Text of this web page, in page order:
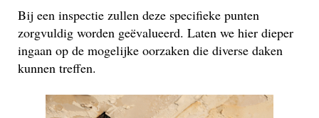
Bij een inspectie zullen deze specifieke punten
zorgvuldig worden geëvalueerd. Laten we hier dieper
ingaan op de mogelijke oorzaken die diverse daken
kunnen treffen.